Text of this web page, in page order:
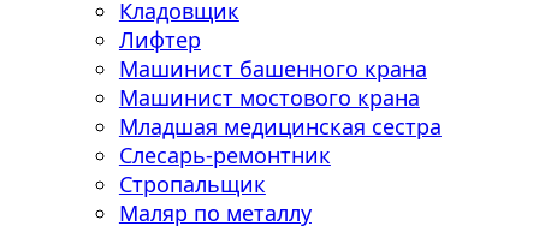
Кладовщик
Лифтер
Машинист башенного крана
Машинист мостового крана
Младшая медицинская сестра
Слесарь-ремонтник
Стропальщик
Маляр по металлу